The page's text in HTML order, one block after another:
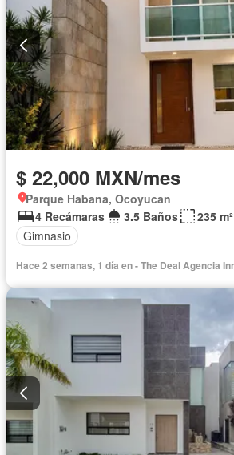
$ 22,000 MXN/mes
Parque Habana, Ocoyucan
4 Recámaras
3.5 Baños
235 m²
Gimnasio
Hace 2 semanas, 1 día en - The Deal Agencia